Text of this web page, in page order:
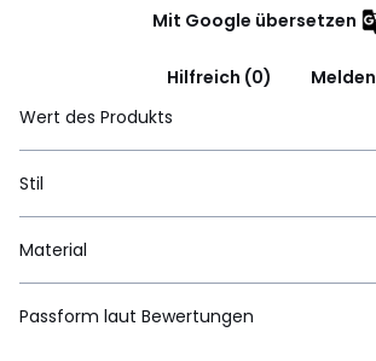
Mit Google übersetzen
Hilfreich (0)
Melden
Wert des Produkts
Stil
Material
Passform laut Bewertungen